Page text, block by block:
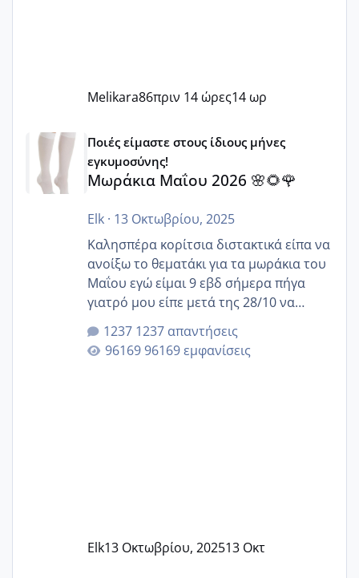
Melikara86πριν 14 ώρες14 ωρ
Μωράκια Μαΐου 2026 🌸🌻🌹
Ποιές είμαστε στους ίδιους μήνες
εγκυμοσύνης!
Μωράκια Μαΐου 2026 🌸🌻🌹
Elk· 13 Οκτωβρίου, 2025
Καλησπέρα κορίτσια διστακτικά είπα να
ανοίξω το θεματάκι για τα μωράκια του
Μαΐου εγώ είμαι 9 εβδ σήμερα πήγα
γιατρό μου είπε μετά της 28/10 να
κλείσω ραντεβού για την αυχενική είναι
καμιά άλλη κοπέλα να γεννάει Μάιο ;;
1237 απαντήσεις
96169 εμφανίσεις
Elk13 Οκτωβρίου, 202513 Οκτ